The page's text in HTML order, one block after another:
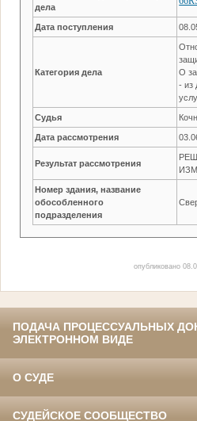
дела
Дата поступления
Категория дела
О
- из
Судья
Дата рассмотрения
Результат рассмотрения
Номер здания, название
обособленного
подразделения
опубликовано
ПОДАЧА ПРОЦЕССУАЛЬНЫХ
ЭЛЕКТРОННОМ ВИДЕ
О СУДЕ
СУДЕЙСКОЕ СООБЩЕСТВО